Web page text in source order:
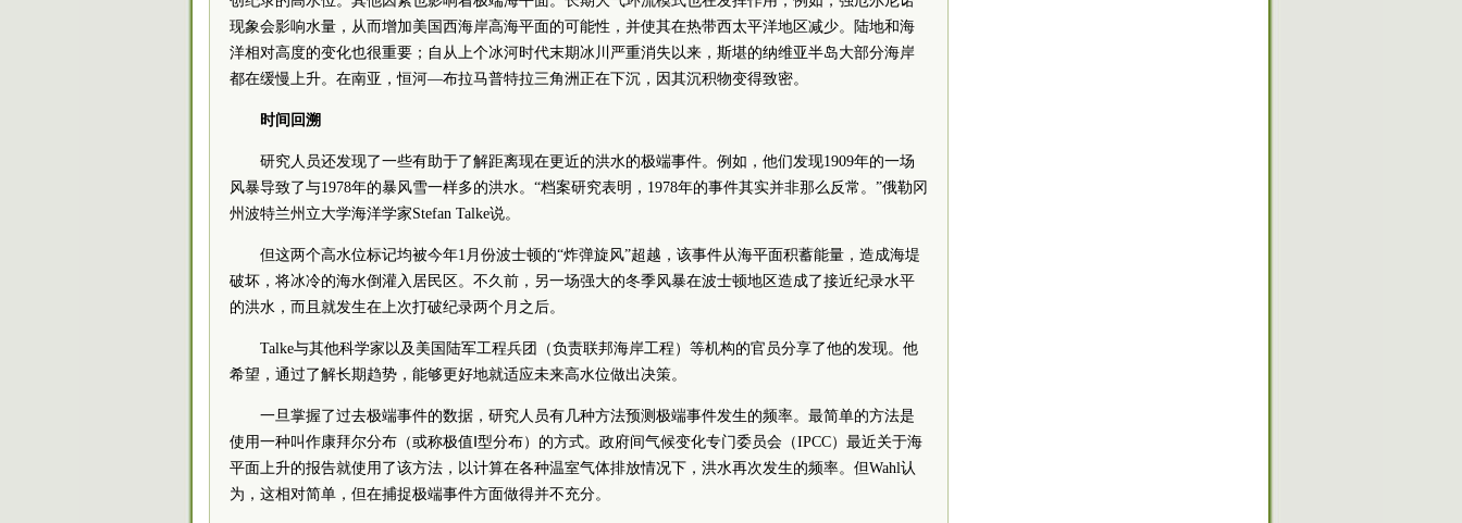
现象会影响水量，从而增加美国西海岸高海平面的可能性，并使其在热带西太平洋地区减少。陆地和海
洋相对高度的变化也很重要；自从上个冰河时代末期冰川严重消失以来，斯堪的纳维亚半岛大部分海岸
都在缓慢上升。在南亚，恒河—布拉马普特拉三角洲正在下沉，因其沉积物变得致密。
时间回溯
研究人员还发现了一些有助于了解距离现在更近的洪水的极端事件。例如，他们发现1909年的一场
风暴导致了与1978年的暴风雪一样多的洪水。“档案研究表明，1978年的事件其实并非那么反常。”俄勒冈
州波特兰州立大学海洋学家Stefan Talke说。
但这两个高水位标记均被今年1月份波士顿的“炸弹旋风”超越，该事件从海平面积蓄能量，造成海堤
破坏，将冰冷的海水倒灌入居民区。不久前，另一场强大的冬季风暴在波士顿地区造成了接近纪录水平
的洪水，而且就发生在上次打破纪录两个月之后。
Talke与其他科学家以及美国陆军工程兵团（负责联邦海岸工程）等机构的官员分享了他的发现。他
希望，通过了解长期趋势，能够更好地就适应未来高水位做出决策。
一旦掌握了过去极端事件的数据，研究人员有几种方法预测极端事件发生的频率。最简单的方法是
使用一种叫作康拜尔分布（或称极值Ⅰ型分布）的方式。政府间气候变化专门委员会（IPCC）最近关于海
平面上升的报告就使用了该方法，以计算在各种温室气体排放情况下，洪水再次发生的频率。但Wahl认
为，这相对简单，但在捕捉极端事件方面做得并不充分。